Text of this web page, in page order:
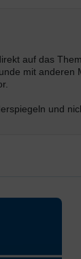
auf das
mit
und